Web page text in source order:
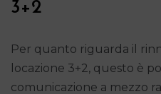
3+2
Per quanto riguarda il
locazione 3+2, questo è
comunicazione a mezzo